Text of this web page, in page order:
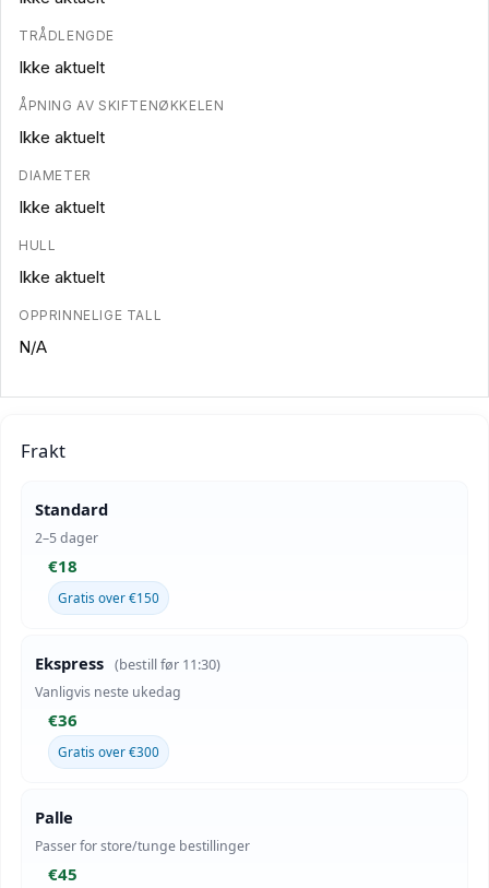
TRÅDLENGDE
Ikke aktuelt
ÅPNING AV SKIFTENØKKELEN
Ikke aktuelt
DIAMETER
Ikke aktuelt
HULL
Ikke aktuelt
OPPRINNELIGE TALL
N/A
Frakt
Standard
2–5 dager
€18
Gratis over €150
Ekspress (bestill før 11:30)
Vanligvis neste ukedag
€36
Gratis over €300
Palle
Passer for store/tunge bestillinger
€45